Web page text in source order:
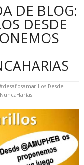
DE BLOG:
DESDE
#desafiosamarillos Desde